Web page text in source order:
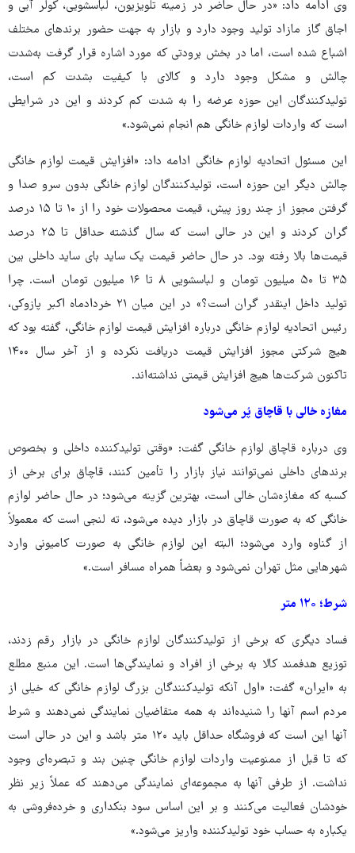
وی ادامه داد: «در حال حاضر در زمینه تلویزیون، لباسشویی، کولر آبی و
اجاق گاز مازاد تولید وجود دارد و بازار به جهت حضور برندهای مختلف
اشباع شده است، اما در بخش برودتی که مورد اشاره قرار گرفت به‌شدت
چالش و مشکل وجود دارد و کالای با کیفیت بشدت کم است،
تولیدکنندگان این حوزه عرضه را به شدت کم کردند و این در شرایطی
است که واردات لوازم خانگی هم انجام نمی‌شود.»
این مسئول اتحادیه لوازم خانگی ادامه داد: «افزایش قیمت لوازم خانگی
چالش دیگر این حوزه است، تولیدکنندگان لوازم خانگی بدون سرو صدا و
گرفتن مجوز از چند روز پیش، قیمت محصولات خود را از ۱۰ تا ۱۵ درصد
گران کردند و این در حالی است که سال گذشته حداقل تا ۲۵ درصد
قیمت‌ها بالا رفته بود. در حال حاضر قیمت یک ساید بای ساید داخلی بین
۳۵ تا ۵۰ میلیون تومان و لباسشویی ۸ تا ۱۶ میلیون تومان است. چرا
تولید داخل اینقدر گران است؟» در این میان ۲۱ خردادماه اکبر پازوکی،
رئیس اتحادیه لوازم خانگی درباره افزایش قیمت لوازم خانگی، گفته بود که
هیچ شرکتی مجوز افزایش قیمت دریافت نکرده و از آخر سال ۱۴۰۰
تاکنون شرکت‌ها هیچ افزایش قیمتی نداشته‌اند.
مغازه خالی با قاچاق پُر می‌شود
وی درباره قاچاق لوازم خانگی گفت: «وقتی تولیدکننده داخلی و بخصوص
برندهای داخلی نمی‌توانند نیاز بازار را تأمین کنند، قاچاق برای برخی از
کسبه که مغازه‌شان خالی است، بهترین گزینه می‌شود؛ در حال حاضر لوازم
خانگی که به صورت قاچاق در بازار دیده می‌شود، ته لنجی است که معمولاً
از گناوه وارد می‌شود؛ البته این لوازم خانگی به صورت کامیونی وارد
شهرهایی مثل تهران نمی‌شود و بعضاً همراه مسافر است.»
شرط؛ ۱۲۰ متر
فساد دیگری که برخی از تولیدکنندگان لوازم خانگی در بازار رقم زدند،
توزیع هدفمند کالا به برخی از افراد و نمایندگی‌ها است. این منبع مطلع
به «ایران» گفت: «اول آنکه تولیدکنندگان بزرگ لوازم خانگی که خیلی از
مردم اسم آنها را شنیده‌اند به همه متقاضیان نمایندگی نمی‌دهند و شرط
آنها این است که فروشگاه حداقل باید ۱۲۰ متر باشد و این در حالی است
که تا قبل از ممنوعیت واردات لوازم خانگی چنین بند و تبصره‌ای وجود
نداشت. از طرفی آنها به مجموعه‌ای نمایندگی می‌دهند که عملاً زیر نظر
خودشان فعالیت می‌کنند و بر این اساس سود بنکداری و خرده‌فروشی به
یکباره به حساب خود تولیدکننده واریز می‌شود.»